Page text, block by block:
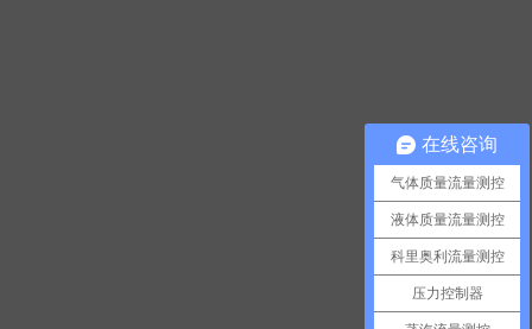
在线咨询
气体质量流量测控
液体质量流量测控
科里奥利流量测控
压力控制器